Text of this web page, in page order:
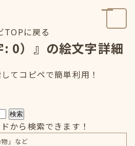
TOPに戻る
: 0）』の絵文字詳細
てコピペで簡単利用！
検索
から検索できます！
」など